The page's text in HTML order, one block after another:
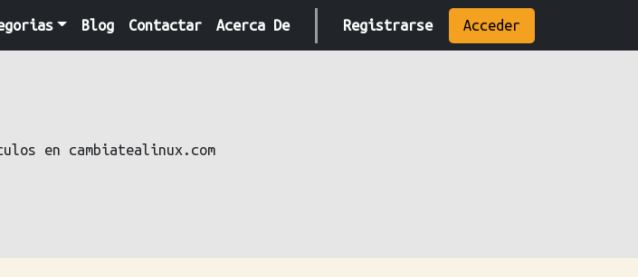
Blog Contactar Acerca De Registrarse Acceder
en cambiatealinux.com